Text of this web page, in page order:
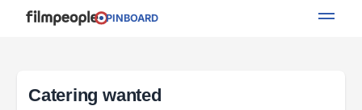
PINBOARD
Catering wanted